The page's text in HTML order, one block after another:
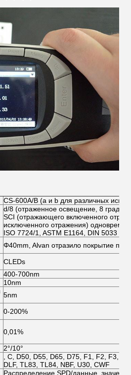
CS-600A/B (a и b для различных
d/8 (отраженное освещение, 8
SCI (отражающего включенного
исключенного отражения)
ISO 7724/1, ASTM E1164, DIN 5033
Φ40mm, Alvan отразило покрытие
CLEDs
400-700nm
10nm
5nm
0-200%
0,01%
2°/10°
, C, D50, D55, D65, D75, F1, F2, F3,
DLF, TL83, TL84, NBF, U30, CWF
Распределение SPD/данные,